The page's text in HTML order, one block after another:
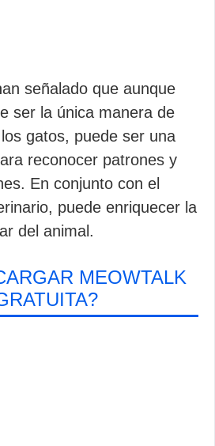
señalado que aunque
ser la única manera de
gatos, puede ser una
reconocer patrones y
En conjunto con el
puede enriquecer la
del animal.
MEOWTALK